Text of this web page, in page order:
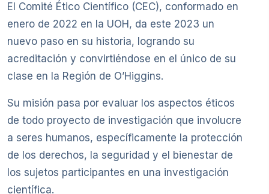
El Comité Ético Científico (CEC), conformado en
enero de 2022 en la UOH, da este 2023 un
nuevo paso en su historia, logrando su
acreditación y convirtiéndose en el único de su
clase en la Región de O’Higgins.
Su misión pasa por evaluar los aspectos éticos
de todo proyecto de investigación que involucre
a seres humanos, específicamente la protección
de los derechos, la seguridad y el bienestar de
los sujetos participantes en una investigación
científica.